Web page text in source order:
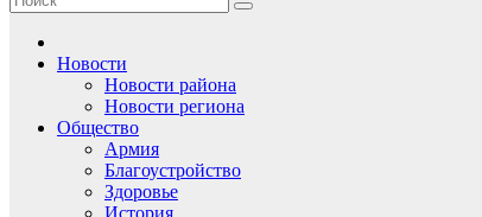
Новости
Новости района
Новости региона
Общество
Армия
Благоустройство
Здоровье
История